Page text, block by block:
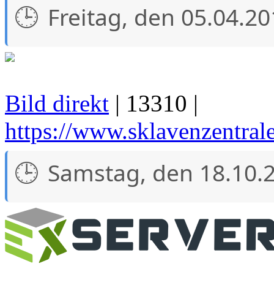
Freitag, den
Bild direkt | 13310 |
https://
Samstag, den